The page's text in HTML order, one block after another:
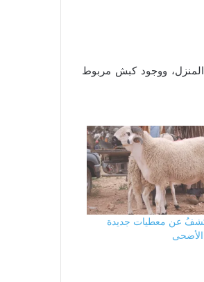
ووجود كبش مربوط
عن معطيات جديدة